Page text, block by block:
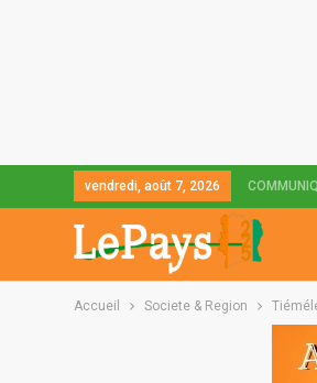
vendredi, août 7, 2026
Accueil Societe & Region